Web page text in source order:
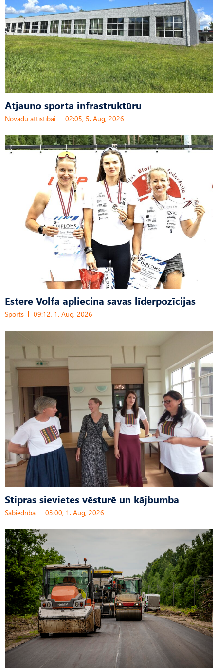
Atjauno sporta infrastruktūru
Novadu attīstībai 02:05, 5. Aug, 2026
Estere Volfa apliecina savas līderpozīcijas
Sports 09:12, 1. Aug, 2026
Stipras sievietes vēsturē un kājbumba
Sabiedrība 03:00, 1. Aug, 2026